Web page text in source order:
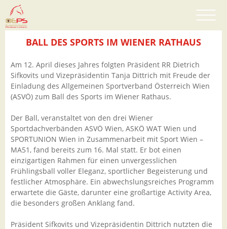
BALL DES SPORTS IM WIENER RATHAUS
Am 12. April dieses Jahres folgten Präsident RR Dietrich
Sifkovits und Vizepräsidentin Tanja Dittrich mit Freude der
Einladung des Allgemeinen Sportverband Österreich Wien
(ASVÖ) zum Ball des Sports im Wiener Rathaus.
Der Ball, veranstaltet von den drei Wiener
Sportdachverbänden ASVÖ Wien, ASKÖ WAT Wien und
SPORTUNION Wien in Zusammenarbeit mit Sport Wien –
MA51, fand bereits zum 16. Mal statt. Er bot einen
einzigartigen Rahmen für einen unvergesslichen
Frühlingsball voller Eleganz, sportlicher Begeisterung und
festlicher Atmosphäre. Ein abwechslungsreiches Programm
erwartete die Gäste, darunter eine großartige Activity Area,
die besonders großen Anklang fand.
Präsident Sifkovits und Vizepräsidentin Dittrich nutzten die